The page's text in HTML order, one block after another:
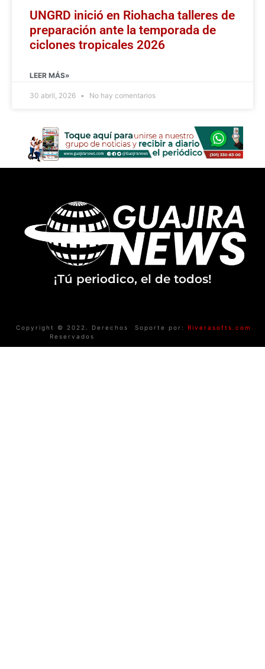
UNGRD inició en Riohacha talleres de
preparación ante la temporada de
ciclones tropicales 2026
LEER MÁS»
30 abril, 2026 No hay comentarios
¡Tú periodico, el de todos!
Copyright © 2022. Derechos
Reservados
Soporte por: Riverasofts.com